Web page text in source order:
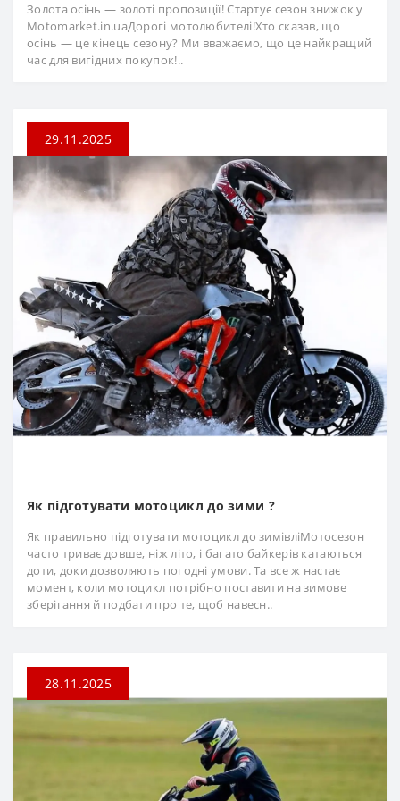
Золота осінь — золоті пропозиції! Стартує сезон знижок у
Motomarket.in.uaДорогі мотолюбителі!Хто сказав, що
осінь — це кінець сезону? Ми вважаємо, що це найкращий
час для вигідних покупок!..
29.11.2025
Як підготувати мотоцикл до зими ?
Як правильно підготувати мотоцикл до зимівліМотосезон
часто триває довше, ніж літо, і багато байкерів катаються
доти, доки дозволяють погодні умови. Та все ж настає
момент, коли мотоцикл потрібно поставити на зимове
зберігання й подбати про те, щоб навесн..
28.11.2025